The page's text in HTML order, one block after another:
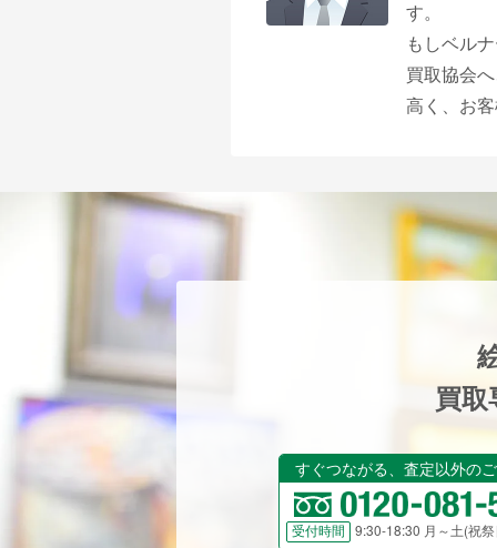
す。
もしベル
買取協会
高く、お
買
すぐつながる、査定以外の
受付時間 9:30-18:30 月～土(祝